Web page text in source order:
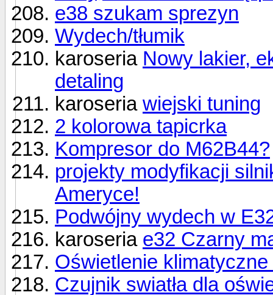
e38 szukam sprezyn
Wydech/tłumik
karoseria Nowy lakier,
detaling
karoseria wiejski tuning
2 kolorowa tapicrka
Kompresor do M62B44?
projekty modyfikacji
Ameryce!
Podwójny wydech w
karoseria e32 Czarny
Oświetlenie
Czujnik swiatła dla